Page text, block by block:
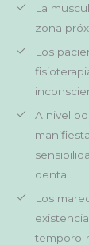
La
zona
Los
A nivel
dental.
Los
temporo-